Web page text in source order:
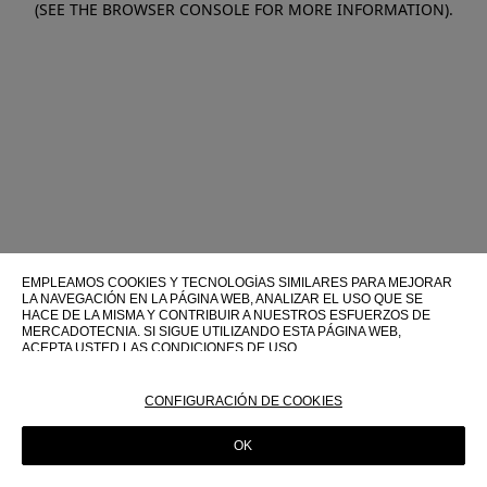
(SEE THE BROWSER CONSOLE FOR MORE INFORMATION).
EMPLEAMOS COOKIES Y TECNOLOGÍAS SIMILARES PARA MEJORAR
LA NAVEGACIÓN EN LA PÁGINA WEB, ANALIZAR EL USO QUE SE
HACE DE LA MISMA Y CONTRIBUIR A NUESTROS ESFUERZOS DE
MERCADOTECNIA. SI SIGUE UTILIZANDO ESTA PÁGINA WEB,
ACEPTA USTED LAS CONDICIONES DE USO.
SOBRE SU USO EN ESTA PÁGINA WEB, CONSULTE NUESTRA
CONFIGURACIÓN DE COOKIES
OK